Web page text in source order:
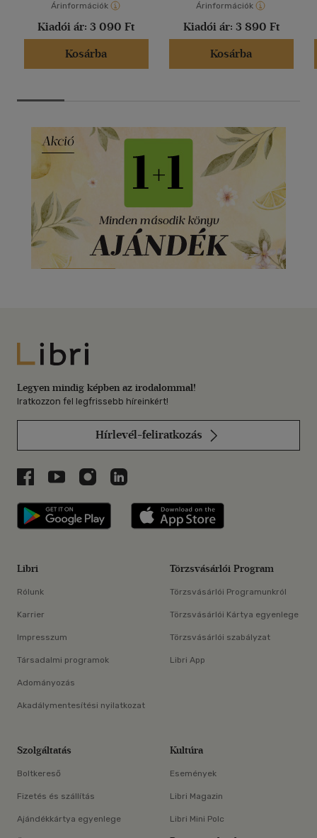
Árinformációk
Kiadói ár: 3 090 Ft
Kosárba
Árinformációk
Kiadói ár: 3 890 Ft
Kosárba
Libri
Legyen mindig képben az irodalommal!
Iratkozzon fel legfrissebb híreinkért!
Hírlevél-feliratkozás
Libri a Facebookon
Libri a Youtube-on
Libri az Instagramon
Libri a LinkedInen
Libri applikáció Szerezd meg: Google
Libri
Rólunk
Karrier
Impresszum
Társadalmi programok
Adományozás
Akadálymentesítési nyilatkozat
Törzsvásárlói Program
Törzsvásárlói Programunkról
Törzsvásárlói Kártya egyenlege
Törzsvásárlói szabályzat
Libri App
Szolgáltatás
Boltkereső
Fizetés és szállítás
Ajándékkártya egyenlege
Kultúra
Események
Libri Magazin
Libri Mini Polc